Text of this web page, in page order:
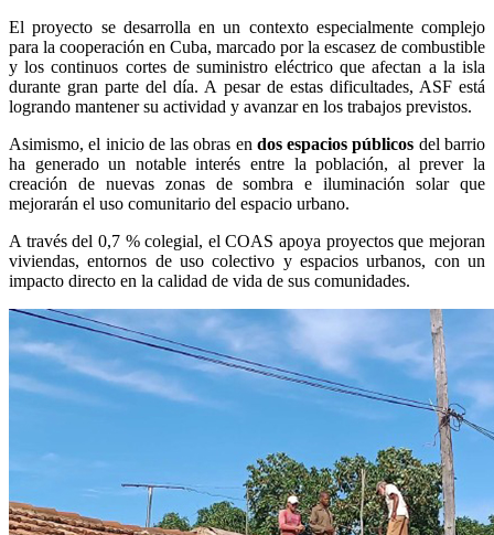
El proyecto se desarrolla en un contexto especialmente complejo
para la cooperación en Cuba, marcado por la escasez de combustible
y los continuos cortes de suministro eléctrico que afectan a la isla
durante gran parte del día. A pesar de estas dificultades, ASF está
logrando mantener su actividad y avanzar en los trabajos previstos.
Asimismo, el inicio de las obras en dos espacios públicos del barrio
ha generado un notable interés entre la población, al prever la
creación de nuevas zonas de sombra e iluminación solar que
mejorarán el uso comunitario del espacio urbano.
A través del 0,7 % colegial, el COAS apoya proyectos que mejoran
viviendas, entornos de uso colectivo y espacios urbanos, con un
impacto directo en la calidad de vida de sus comunidades.